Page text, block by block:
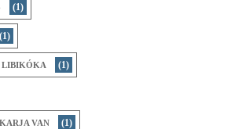
(1)
(1)
LIBIKÓKA (1)
VAN (1)